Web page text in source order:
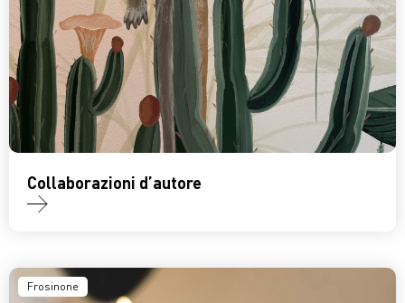
Collaborazioni d’autore
Frosinone